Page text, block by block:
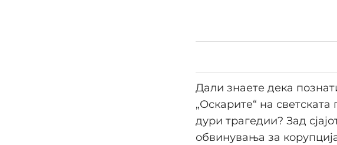
Дали знаете дека
„Оскарите“ на
дури трагедии? Зад
обвинувања за